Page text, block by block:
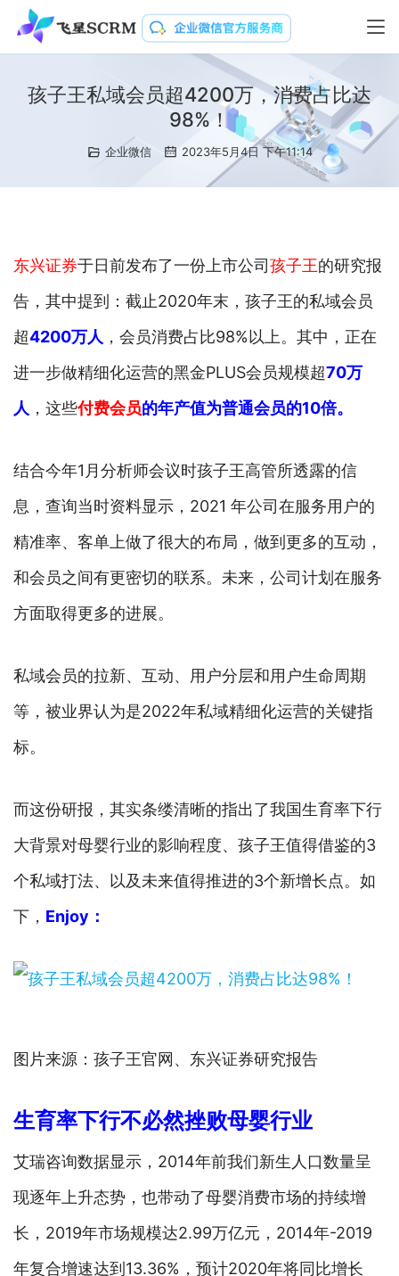
孩子王私域会员超4200万，消费占比达
98%！
企业微信 2023年5月4日 下午11:14
东兴证券于日前发布了一份上市公司孩子王的研究报
告，其中提到：截止2020年末，孩子王的私域会员
超4200万人 ，会员消费占比98%以上。其中，正在
进一步做精细化运营的黑金PLUS会员规模超70万
人 ，这些付费会员的年产值为普通会员的10倍。
结合今年1月分析师会议时孩子王高管所透露的信
息，查询当时资料显示，2021 年公司在服务用户的
精准率、客单上做了很大的布局，做到更多的互动，
和会员之间有更密切的联系。未来，公司计划在服务
方面取得更多的进展。
私域会员的拉新、互动、用户分层和用户生命周期
等，被业界认为是2022年私域精细化运营的关键指
标。
而这份研报，其实条缕清晰的指出了我国生育率下行
大背景对母婴行业的影响程度、孩子王值得借鉴的3
个私域打法、以及未来值得推进的3个新增长点。如
下， Enjoy：
图片来源：孩子王官网、东兴证券研究报告
生育率下行不必然挫败母婴行业
艾瑞咨询数据显示，2014年前我们新生人口数量呈
现逐年上升态势，也带动了母婴消费市场的持续增
长，2019年市场规模达2.99万亿元，2014年-2019
年复合增速达到13.36%，预计2020年将同比增长